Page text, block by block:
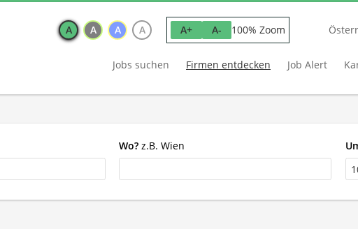
A A A A A+ A- 100% Zoom
Jobs suchen Firmen entdecken Job Alert
Wo? z.B. Wien